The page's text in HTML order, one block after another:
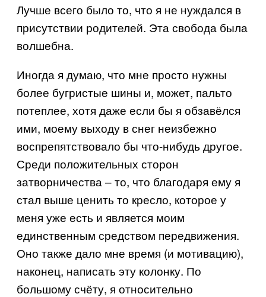
Лучше всего было то, что я не нуждался в
присутствии родителей. Эта свобода была
волшебна.
Иногда я думаю, что мне просто нужны
более бугристые шины и, может, пальто
потеплее, хотя даже если бы я обзавёлся
ими, моему выходу в снег неизбежно
воспрепятствовало бы что-нибудь другое.
Среди положительных сторон
затворничества – то, что благодаря ему я
стал выше ценить то кресло, которое у
меня уже есть и является моим
единственным средством передвижения.
Оно также дало мне время (и мотивацию),
наконец, написать эту колонку. По
большому счёту, я относительно